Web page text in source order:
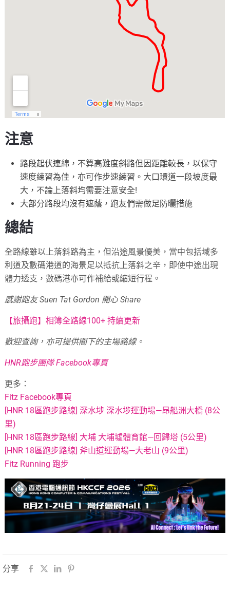
注意
路段起伏連綿，不算高難度斜路但因距離較長，以保守
速度練習為佳，亦可作步速練習。大口環道一段坡度最
大，不論上落斜均需要注意安全!
大部分路段均沒有遮蔭，跑友們需做足防曬措施
總結
全路線雖以上落斜路為主，但沿途風景優美，當中包括域多
利道及數碼港道的海景足以抵抗上落斜之辛，即使中途出現
體力透支，數碼港亦可作補給或縮短行程。
感謝跑友 Suen Tat Gordon 開心 Share
【旅攝跑】相簿全路線100+ 持續更新
歡迎查詢，亦可提供閣下的主場路線。
HNR跑步團隊 Facebook專頁
更多：
Fitz Facebook專頁
[HNR 18區跑步路線] 深水埗 深水埗運動場—昂船洲大橋 (8公
里)
[HNR 18區跑步路線] 大埔 大埔墟體育館—回歸塔 (5公里)
[HNR 18區跑步路線] 斧山道運動場—大老山 (9公里)
Fitz Running 跑步
分享